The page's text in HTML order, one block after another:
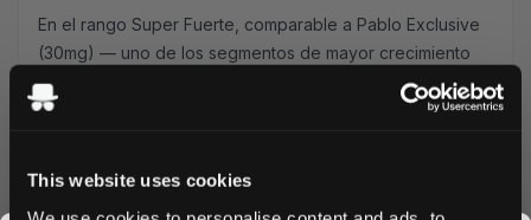
This website uses cookies
En el rango Super Fuerte, comparable a Pablo Exclusive
(30mg) — uno de los segmentos de mayor crecimiento
en España entre usuarios con alta tolerancia.
clean rounded frescor mint – between spearmint's